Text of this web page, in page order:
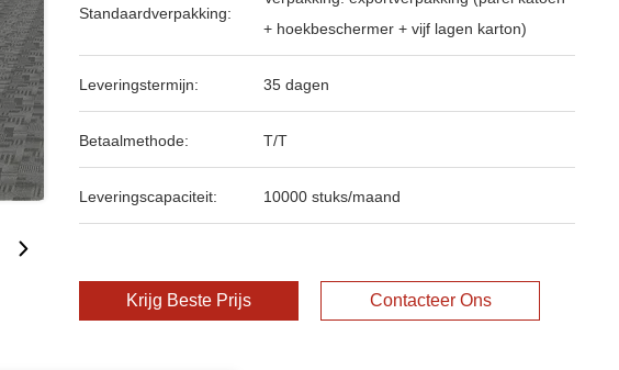
Standaardverpakking:
+ hoekbeschermer + vijf lagen karton)
Leveringstermijn: 35 dagen
Betaalmethode: T/T
Leveringscapaciteit: 10000 stuks/maand
Krijg Beste Prijs Contacteer Ons